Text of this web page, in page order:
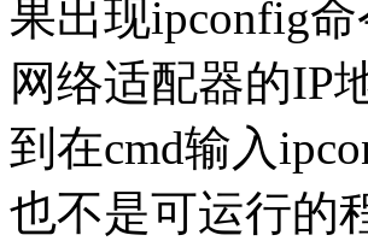
果出现ipconfig
网络适配器的IP
到在cmd输入
也不是可运行的